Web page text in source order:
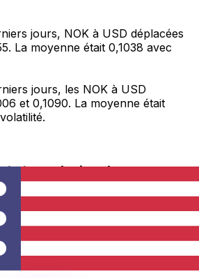
jours, NOK à USD déplacées
La moyenne était 0,1038 avec
jours, les NOK à USD
et 0,1090. La moyenne était
et vos devises lorsque vous
toutes les fonctionnalités
transferts d'argent internationaux
Convertissez des devises,
de taux et transférez de
frais cachés. Téléchargez